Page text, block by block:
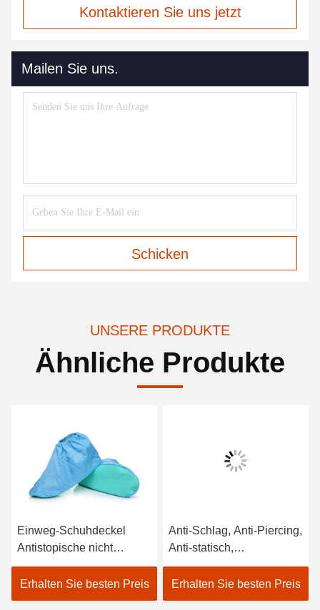
Kontaktieren Sie uns jetzt
Mailen Sie uns.
Schicken
UNSERE PRODUKTE
Ähnliche Produkte
Einweg-Schuhdeckel
Antistopische nicht
gewebte Streifen
Schuhdeckel für die
Elektronikfabrik
Erhalten Sie besten Preis
Anti-Schlag, Anti-Piercing,
Anti-statisch,
verschleißbeständig
Sicherheitsschuhe,
Arbeitsschutz Schuhe,
Erhalten Sie besten Preis